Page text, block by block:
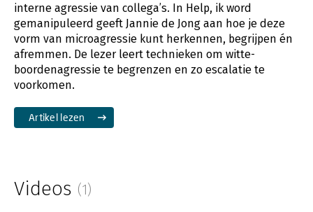
interne agressie van collega’s. In Help, ik word
gemanipuleerd geeft Jannie de Jong aan hoe je deze
vorm van microagressie kunt herkennen, begrijpen én
afremmen. De lezer leert technieken om witte-
boordenagressie te begrenzen en zo escalatie te
voorkomen.
Artikel lezen
Videos (1)